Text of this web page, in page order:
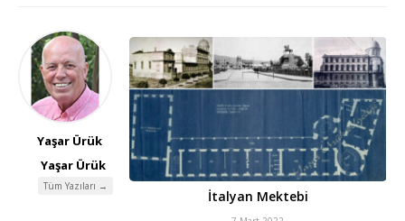
Yaşar Ürük
Yaşar Ürük
Tüm Yazıları →
İtalyan Mektebi